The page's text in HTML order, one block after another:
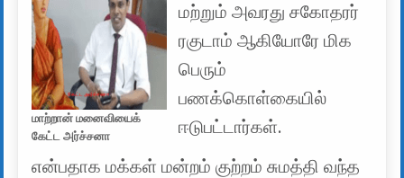
மாற்றான் மனைவியைக்
கேட்ட அர்ச்சனா
மற்றும் அவரது சகோதரர்
ரகுடாம் ஆகியோரே மிக
பெரும்
பணக்கொள்கையில்
ஈடுபட்டார்கள்.
என்பதாக மக்கள் மன்றம் குற்றம் சுமத்தி வந்த